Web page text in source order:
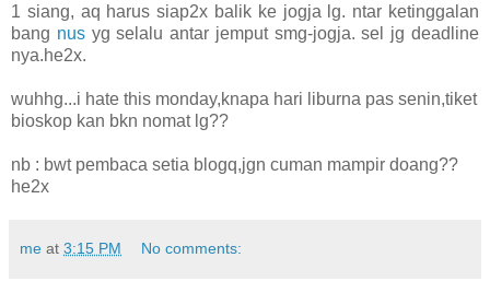
1 siang, aq harus siap2x balik ke jogja lg. ntar ketinggalan
bang nusyg selalu antar jemput smg-jogja. sel jg deadline
nya.he2x.
wuhhg...i hate this monday,knapa hari liburna pas senin,tiket
bioskop kan bkn nomat lg??
nb : bwt pembaca setia blogq,jgn cuman mampir doang??
he2x
me at 3:15 PM No comments: